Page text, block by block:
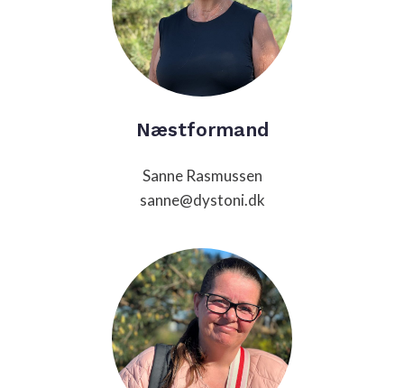
Næstformand
Sanne Rasmussen
sanne@dystoni.dk